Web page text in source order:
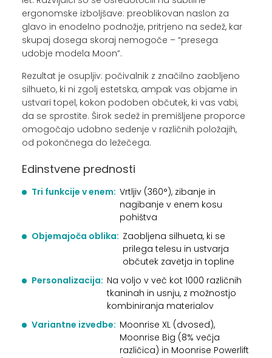
ergonomske izboljšave: preoblikovan naslon za
glavo in enodelno podnožje, pritrjeno na sedež, kar
skupaj dosega skoraj nemogoče – “presega
udobje modela Moon”.
Rezultat je osupljiv: počivalnik z značilno zaobljeno
silhueto, ki ni zgolj estetska, ampak vas objame in
ustvari topel, kokon podoben občutek, ki vas vabi,
da se sprostite. Širok sedež in premišljene proporce
omogočajo udobno sedenje v različnih položajih,
od pokončnega do ležečega.
Edinstvene prednosti
Tri funkcije v enem: Vrtljiv (360°), zibanje in
nagibanje v enem kosu
pohištva
Objemajoča oblika: Zaobljena silhueta, ki se
prilega telesu in ustvarja
občutek zavetja in topline
Personalizacija: Na voljo v več kot 1000 različnih
tkaninah in usnju, z možnostjo
kombiniranja materialov
Variantne izvedbe: Moonrise XL (dvosed),
Moonrise Big (8% večja
različica) in Moonrise Powerlift